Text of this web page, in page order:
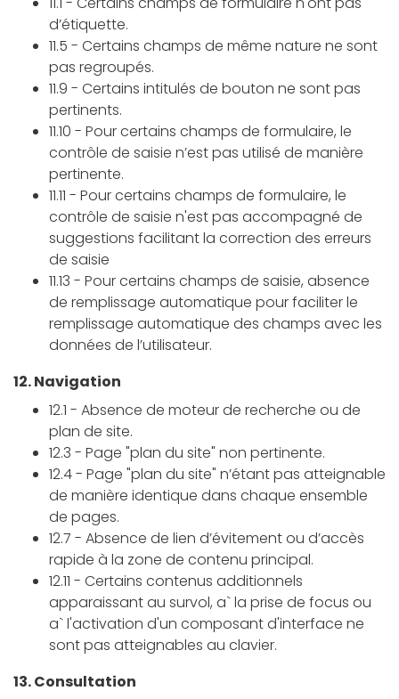
d’étiquette.
11.5 - Certains champs de même nature ne sont
pas regroupés.
11.9 - Certains intitulés de bouton ne sont pas
pertinents.
11.10 - Pour certains champs de formulaire, le
contrôle de saisie n’est pas utilisé de manière
pertinente.
11.11 - Pour certains champs de formulaire, le
contrôle de saisie n'est pas accompagné de
suggestions facilitant la correction des erreurs
de saisie
11.13 - Pour certains champs de saisie, absence
de remplissage automatique pour faciliter le
remplissage automatique des champs avec les
données de l’utilisateur.
12. Navigation
12.1 - Absence de moteur de recherche ou de
plan de site.
12.3 - Page "plan du site" non pertinente.
12.4 - Page "plan du site" n’étant pas atteignable
de manière identique dans chaque ensemble
de pages.
12.7 - Absence de lien d’évitement ou d’accès
rapide à la zone de contenu principal.
12.11 - Certains contenus additionnels
apparaissant au survol, a` la prise de focus ou
a` l'activation d'un composant d'interface ne
sont pas atteignables au clavier.
13. Consultation